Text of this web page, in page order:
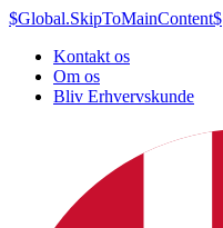
$Global.SkipToMainContent$
Kontakt os
Om os
Bliv Erhvervskunde